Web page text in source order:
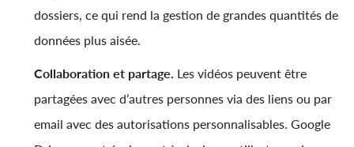
dossiers, ce qui rend la gestion de grandes quantités de
données plus aisée.
Collaboration et partage. Les vidéos peuvent être
partagées avec d’autres personnes via des liens ou par
email avec des autorisations personnalisables. Google